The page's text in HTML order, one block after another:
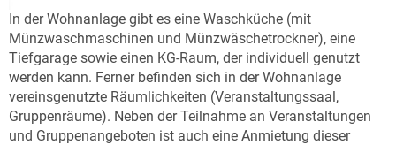
In der Wohnanlage gibt es eine Waschküche (mit
Münzwaschmaschinen und Münzwäschetrockner), eine
Tiefgarage sowie einen KG-Raum, der individuell genutzt
werden kann. Ferner befinden sich in der Wohnanlage
vereinsgenutzte Räumlichkeiten (Veranstaltungssaal,
Gruppenräume). Neben der Teilnahme an Veranstaltungen
und Gruppenangeboten ist auch eine Anmietung dieser